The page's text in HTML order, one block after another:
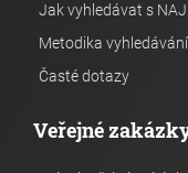
Jak vyhledávat s
Metodika
Časté dotazy
Veřejné